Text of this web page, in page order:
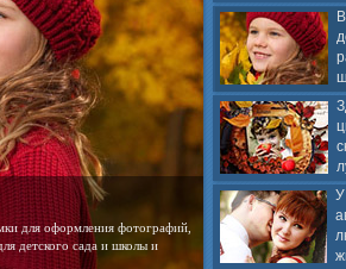
У
для оформления фотографий,
детского сада и школы и